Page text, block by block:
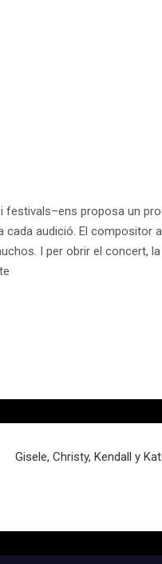
proposa un
audició. El
I per obrir el concert,
Gisele, Christy, Kendall y